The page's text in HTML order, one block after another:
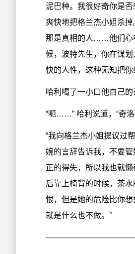
泥巴种。我很好奇你是
爽快地把格兰杰小姐杀
那是真相的人……他们心
候，波特先生，你在谋
快的人性，这种无知把你
哈利喝了一小口他自己的
“呃……” 哈利说道，“奇
“我向格兰杰小姐提议过
婉的言辞告诉我，不要
正的得失，所以我也就
后靠上椅背的时候，茶
恨，但是她的危险比你
就是什么也不做。”